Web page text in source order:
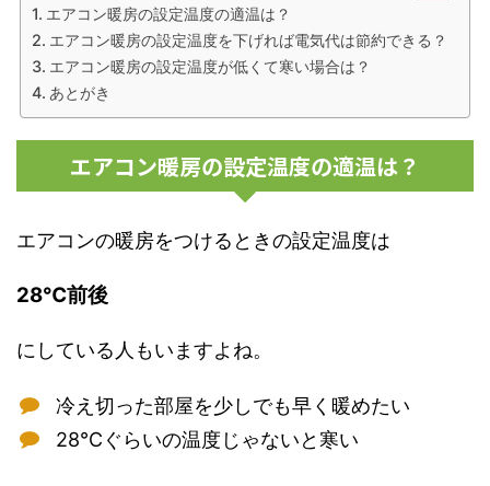
エアコン暖房の設定温度の適温は？
エアコン暖房の設定温度を下げれば電気代は節約できる？
エアコン暖房の設定温度が低くて寒い場合は？
あとがき
エアコン暖房の設定温度の適温は？
エアコンの暖房をつけるときの設定温度は
28℃前後
にしている人もいますよね。
冷え切った部屋を少しでも早く暖めたい
28℃ぐらいの温度じゃないと寒い